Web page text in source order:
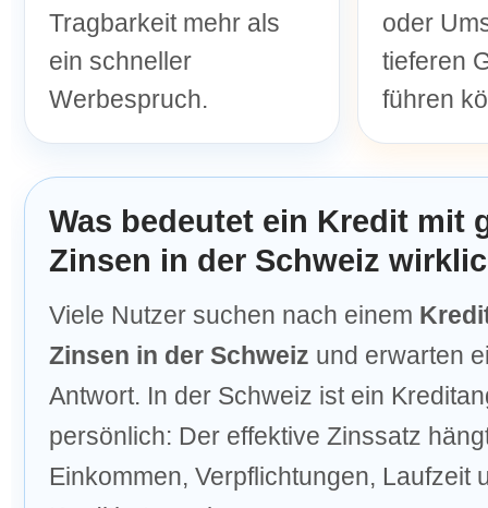
Tragbarkeit mehr als
ein schneller
Werbespruch.
oder
tieferen
führen
Was bedeutet ein Kredit mit
Zinsen in der Schweiz
Viele Nutzer suchen nach einem
Zinsen in der Schweiz und erwarten
Antwort. In der Schweiz ist ein
persönlich: Der effektive Zinssatz
Einkommen, Verpflichtungen, Laufzeit